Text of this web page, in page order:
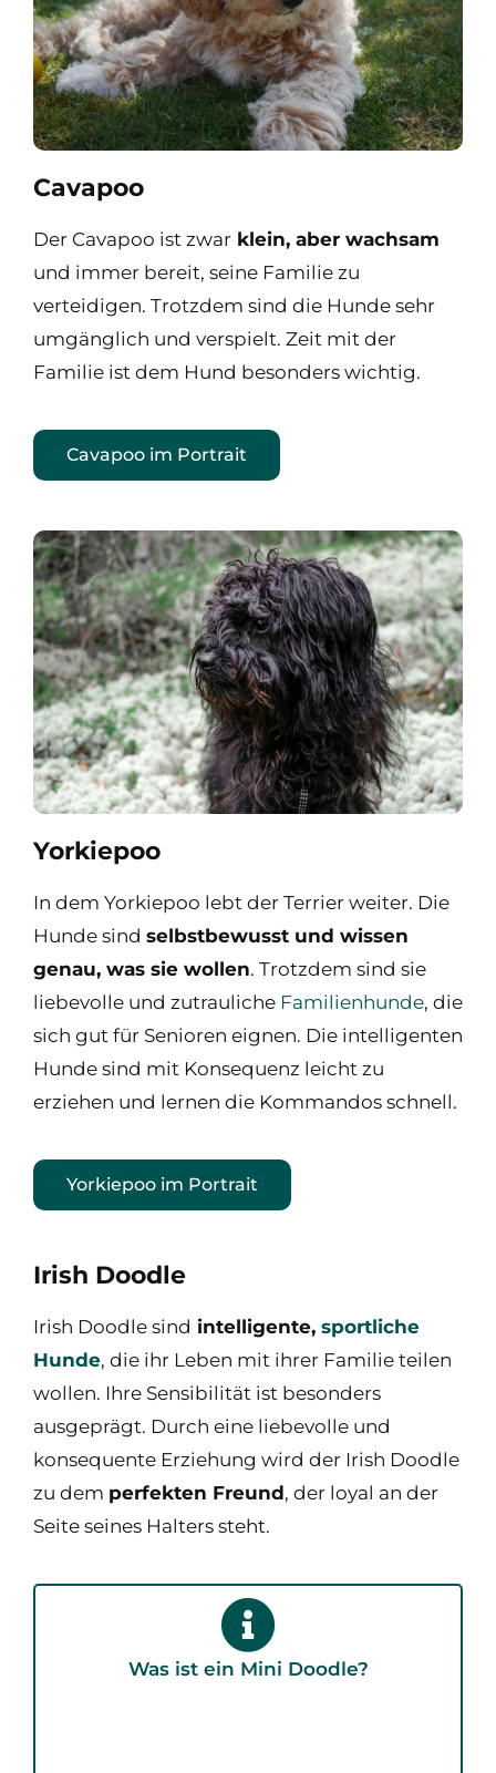
Cavapoo
Der Cavapoo ist zwar klein, aber wachsam
und immer bereit, seine Familie zu
verteidigen. Trotzdem sind die Hunde sehr
umgänglich und verspielt. Zeit mit der
Familie ist dem Hund besonders wichtig.
Cavapoo im Portrait
Yorkiepoo
In dem Yorkiepoo lebt der Terrier weiter. Die
Hunde sind selbstbewusst und wissen
genau, was sie wollen. Trotzdem sind sie
liebevolle und zutrauliche Familienhunde, die
sich gut für Senioren eignen. Die intelligenten
Hunde sind mit Konsequenz leicht zu
erziehen und lernen die Kommandos schnell.
Yorkiepoo im Portrait
Irish Doodle
Irish Doodle sind intelligente, sportliche
Hunde, die ihr Leben mit ihrer Familie teilen
wollen. Ihre Sensibilität ist besonders
ausgeprägt. Durch eine liebevolle und
konsequente Erziehung wird der Irish Doodle
zu dem perfekten Freund, der loyal an der
Seite seines Halters steht.
Was ist ein Mini Doodle?